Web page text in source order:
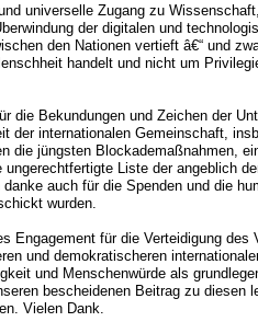
universelle Zugang zu
der digitalen und
den Nationen vertieft â€“ und
handelt und nicht um
die Bekundungen und Zeichen der
der internationalen Gemeinschaft,
die jüngsten Blockademaßnahmen,
Liste der angeblich
auch für die Spenden und die
wurden.
Engagement für die Verteidigung des
und demokratischeren
und Menschenwürde als
bescheidenen Beitrag zu diesen
Vielen Dank.